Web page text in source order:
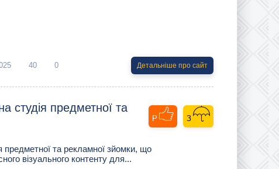
40 0 Детальніше про сайт
студія предметної та
предметної та рекламної зйомки, що
візуального контенту для...